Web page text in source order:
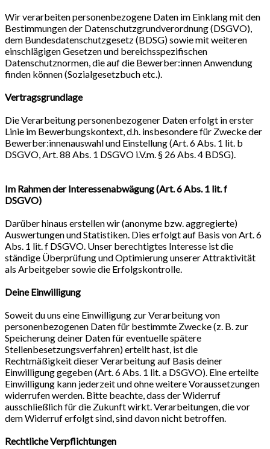
Wir verarbeiten personenbezogene Daten im Einklang mit den
Bestimmungen der Datenschutzgrundverordnung (DSGVO),
dem Bundesdatenschutzgesetz (BDSG) sowie mit weiteren
einschlägigen Gesetzen und bereichsspezifischen
Datenschutznormen, die auf die Bewerber:innen Anwendung
finden können (Sozialgesetzbuch etc.).
Vertragsgrundlage
Die Verarbeitung personenbezogener Daten erfolgt in erster
Linie im Bewerbungskontext, d.h. insbesondere für Zwecke der
Bewerber:innenauswahl und Einstellung (Art. 6 Abs. 1 lit. b
DSGVO, Art. 88 Abs. 1 DSGVO i.V.m. § 26 Abs. 4 BDSG).
Im Rahmen der Interessenabwägung (Art. 6 Abs. 1 lit. f
DSGVO)
Darüber hinaus erstellen wir (anonyme bzw. aggregierte)
Auswertungen und Statistiken. Dies erfolgt auf Basis von Art. 6
Abs. 1 lit. f DSGVO. Unser berechtigtes Interesse ist die
ständige Überprüfung und Optimierung unserer Attraktivität
als Arbeitgeber sowie die Erfolgskontrolle.
Deine Einwilligung
Soweit du uns eine Einwilligung zur Verarbeitung von
personenbezogenen Daten für bestimmte Zwecke (z. B. zur
Speicherung deiner Daten für eventuelle spätere
Stellenbesetzungsverfahren) erteilt hast, ist die
Rechtmäßigkeit dieser Verarbeitung auf Basis deiner
Einwilligung gegeben (Art. 6 Abs. 1 lit. a DSGVO). Eine erteilte
Einwilligung kann jederzeit und ohne weitere Voraussetzungen
widerrufen werden. Bitte beachte, dass der Widerruf
ausschließlich für die Zukunft wirkt. Verarbeitungen, die vor
dem Widerruf erfolgt sind, sind davon nicht betroffen.
Rechtliche Verpflichtungen